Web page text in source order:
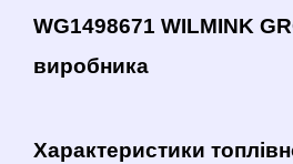
WG1498671 WILMINK
виробника
Характеристики